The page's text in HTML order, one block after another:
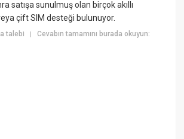
satışa sunulmuş olan birçok akıllı
çift SIM desteği bulunuyor.
talebi |Cevabın tamamını burada okuyun: